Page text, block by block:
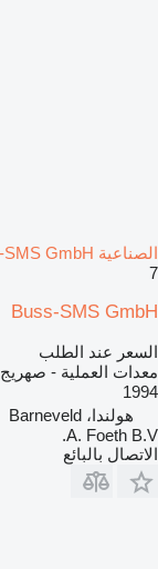
الصناعية Buss-SMS GmbH
7
Buss-SMS GmbH
السعر عند الطلب
معدات العملية -
1994
هولندا، Barneveld
A. Foeth B.V.
الاتصال بالبائع